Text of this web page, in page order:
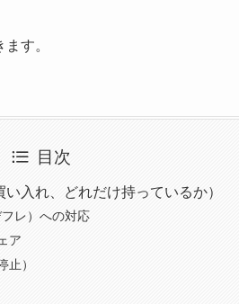
す。
目次
入れ、どれだけ持っているか）
レ）への対応
ア
止）